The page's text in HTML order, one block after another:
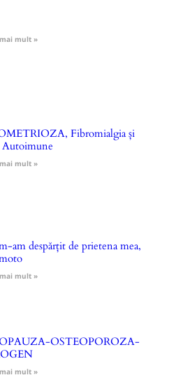
mult »
Fibromialgia și
mult »
am despărțit de prietena mea,
mult »
OSTEOPOROZA-
mult »